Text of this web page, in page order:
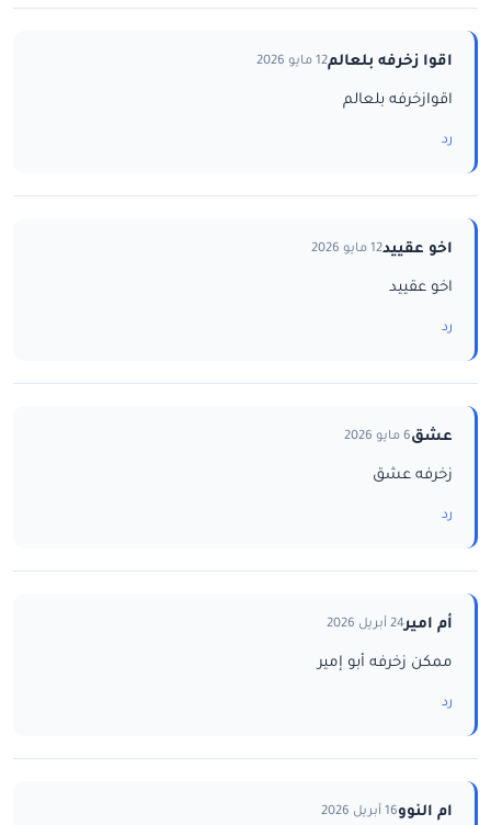
اقوا زخرفه بلعالم12 مايو 2026
اقوازخرفه بلعالم
رد
اخو عقييد12 مايو 2026
اخو عقييد
رد
عشق6 مايو 2026
زخرفه عشق
رد
أم امير24 أبريل 2026
ممكن زخرفه أبو إمير
رد
ام النوو16 أبريل 2026